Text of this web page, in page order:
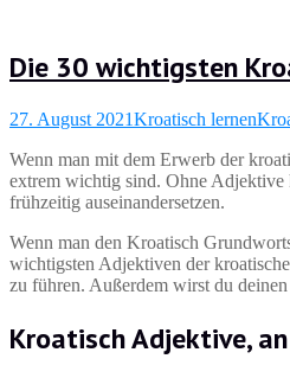
Die 30 wichtigsten
27. August 2021Kroatisch lernen
Wenn man mit dem Erwerb der
extrem wichtig sind. Ohne Adjektive
frühzeitig auseinandersetzen.
Wenn man den Kroatisch
wichtigsten Adjektiven der
zu führen. Außerdem wirst du
Kroatisch Adjektive,